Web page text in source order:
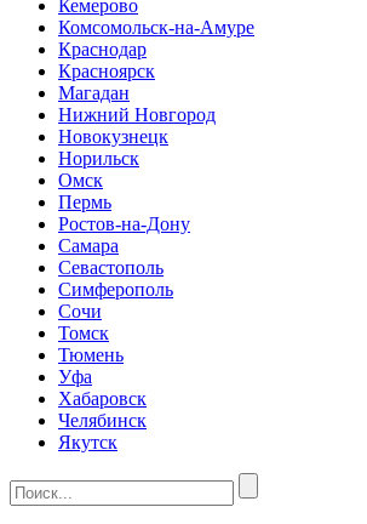
Кемерово
Комсомольск-на-Амуре
Краснодар
Красноярск
Магадан
Нижний Новгород
Новокузнецк
Норильск
Омск
Пермь
Ростов-на-Дону
Самара
Севастополь
Симферополь
Сочи
Томск
Тюмень
Уфа
Хабаровск
Челябинск
Якутск